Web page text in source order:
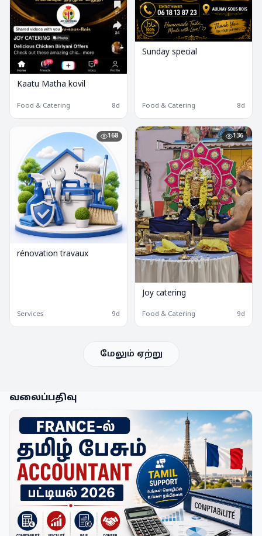
Kaatu Matha kovil
Food & Catering 8d
Sunday special
Food & Catering 8d
168
rénovation travaux
Services 9d
136
Joy catering
Food & Catering 9d
மேலும் ஏற்று
வலைப்பதிவு